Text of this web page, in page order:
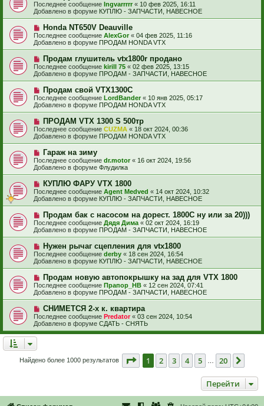
е
н
и
е
о
о
б
щ
е
н
и
е
о
в
е
с
о
о
б
щ
е
н
и
е
Последнее сообщение Ingvarrrrr « 10 фев 2025, 16:11
Добавлено в форуме КУПЛЮ - ЗАПЧАСТИ, НАВЕСНОЕ
Н
о
в
е
с
о
о
б
щ
е
н
и
е
Honda NT650V Deauville
Последнее сообщение AlexGor« 04 фев 2025, 11:16
Добавлено в форуме ПРОДАМ HONDA VTX
Н
о
в
е
с
о
о
б
щ
е
н
и
е
Продам глушитель vtx1800r продано
Последнее сообщение kirill 75 « 02 фев 2025, 13:15
Добавлено в форуме ПРОДАМ - ЗАПЧАСТИ, НАВЕСНОЕ
Н
о
в
е
с
о
о
б
щ
е
н
и
е
Продам свой VTX1300C
Последнее сообщение LordBander« 10 янв 2025, 05:17
Добавлено в форуме ПРОДАМ HONDA VTX
Н
о
в
е
с
о
о
б
щ
е
н
и
е
ПРОДАМ VTX 1300 S 500тр
Последнее сообщение CUZMA « 18 окт 2024, 00:36
Добавлено в форуме ПРОДАМ HONDA VTX
Н
о
в
е
с
о
о
б
щ
е
н
и
е
Гараж на зиму
Последнее сообщение dr.motor« 16 окт 2024, 19:56
Добавлено в форуме Флудилка
Н
о
в
е
с
о
о
б
щ
е
н
и
е
КУПЛЮ ФАРУ VTX 1800
Последнее сообщение Agent Medved « 14 окт 2024, 10:32
Добавлено в форуме КУПЛЮ - ЗАПЧАСТИ, НАВЕСНОЕ
Н
о
в
е
с
о
о
б
щ
е
н
и
е
Продам бак с насосом на дорест. 1800С ну или за 20)))
Последнее сообщение Дядя Дима « 02 окт 2024, 16:19
Добавлено в форуме ПРОДАМ - ЗАПЧАСТИ, НАВЕСНОЕ
Н
о
в
е
с
о
о
б
щ
е
н
и
Нужен рычаг сцепления для vtx1800
Последнее сообщение derby « 18 сен 2024, 16:54
Добавлено в форуме КУПЛЮ - ЗАПЧАСТИ, НАВЕСНОЕ
Н
о
в
с
о
о
б
и
Продам новую автопокрышку на зад для VTX 1800
Последнее сообщение Прапор_НВ « 12 сен 2024, 07:41
Добавлено в форуме ПРОДАМ - ЗАПЧАСТИ, НАВЕСНОЕ
Н
о
в
е
б
СНИМЕТСЯ 2-х к. квартира
Последнее сообщение Predator« 03 сен 2024, 10:54
Добавлено в форуме СДАТЬ - СНЯТЬ
Найдено более 1000 результатов Страница из 20
1 2 3 4 5 20
Перейти